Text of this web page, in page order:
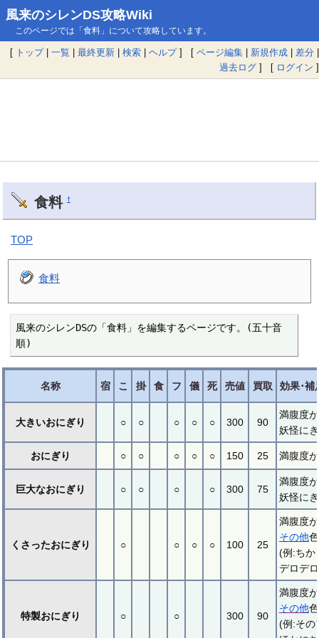
風来のシレンDS攻略Wiki
このページでは「食料」について攻略しています。
[ トップ| 一覧 | 最終更新 | 検索 | ヘルプ] [ ページ編集 | 新規作成 | 差分 |
過去ログ ] [ ログイン ]
食料 †
TOP
食料
風来のシレンDSの「食料」を編集するページです。(五十音
順)
名称 宿 こ 掛 食 フ 儀 死 売値 買取 効果･補
大きいおにぎり ○ ○ ○ ○ ○ 300 90
満腹度
妖怪に
おにぎり ○ ○ ○ ○ ○ 150 25 満腹度
巨大なおにぎり ○ ○ ○ ○ 300 75
満腹度
妖怪に
くさったおにぎり ○ ○ ○ ○ 100 25
満腹度
その他
(例:ちか
デロデ
特製おにぎり ○ ○ 300 90
満腹度
その他
(例:その